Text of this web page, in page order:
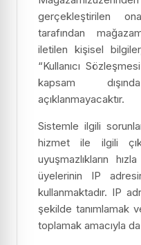
gerçekleştirilen
tarafından
iletilen kişisel
“Kullanıcı
kapsam
açıklanmayacaktır.
Sistemle ilgili
hizmet ile ilgili
uyuşmazlıkların
üyelerinin IP
kullanmaktadır. IP
şekilde tanımlamak
toplamak amacıyla da